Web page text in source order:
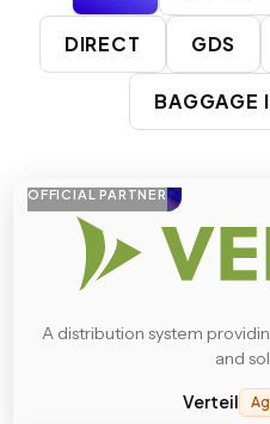
DIRECT GDS
BAGGAGE
OFFICIAL PARTNER
A distribution system
and
Verteil